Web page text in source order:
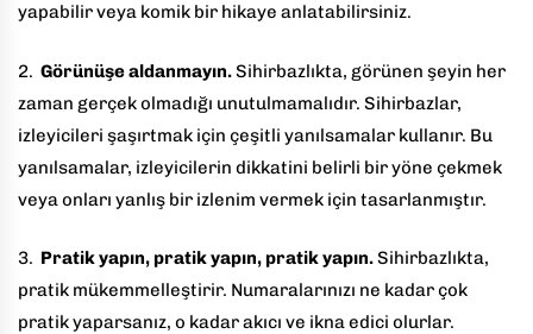
yapabilir veya komik bir hikaye anlatabilirsiniz.
2. Görünüşe aldanmayın.Sihirbazlıkta, görünen şeyin her
zaman gerçek olmadığı unutulmamalıdır. Sihirbazlar,
izleyicileri şaşırtmak için çeşitli yanılsamalar kullanır. Bu
yanılsamalar, izleyicilerin dikkatini belirli bir yöne çekmek
veya onları yanlış bir izlenim vermek için tasarlanmıştır.
3. Pratik yapın, pratik yapın, pratik yapın.Sihirbazlıkta,
pratik mükemmelleştirir. Numaralarınızı ne kadar çok
pratik yaparsanız, o kadar akıcı ve ikna edici olurlar.